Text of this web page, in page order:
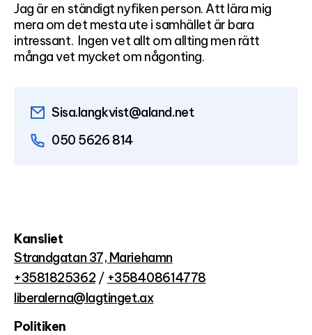
Jag är en ständigt nyfiken person. Att lära mig
mera om det mesta ute i samhället är bara
intressant. Ingen vet allt om allting men rätt
många vet mycket om någonting.
Sisa.langkvist@aland.net
050 5626 814
Kansliet
Strandgatan 37, Mariehamn
+3581825362 / +358408614778
liberalerna@lagtinget.ax
Politiken